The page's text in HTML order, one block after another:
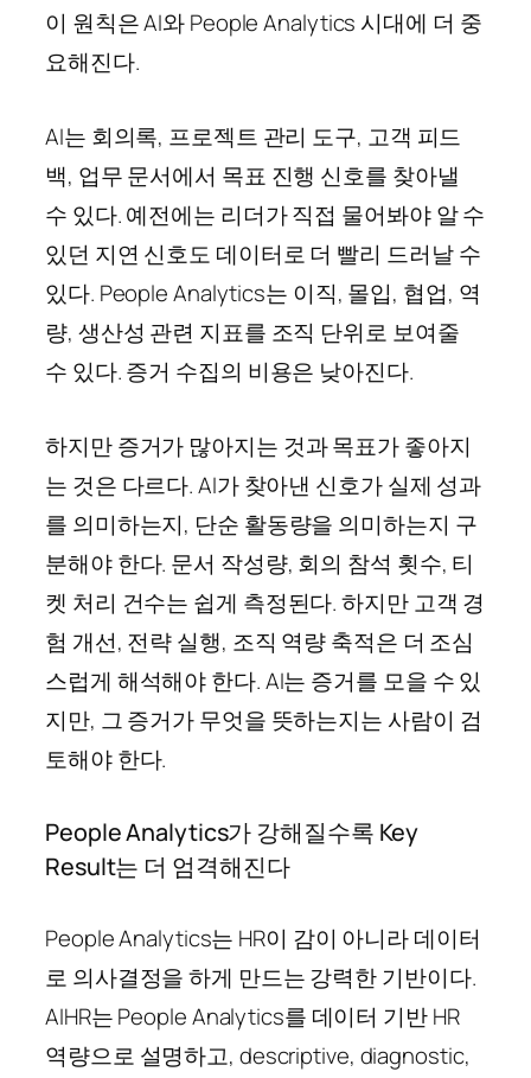
이 원칙은 AI와 People Analytics 시대에 더 중
요해진다.
AI는 회의록, 프로젝트 관리 도구, 고객 피드
백, 업무 문서에서 목표 진행 신호를 찾아낼
수 있다. 예전에는 리더가 직접 물어봐야 알 수
있던 지연 신호도 데이터로 더 빨리 드러날 수
있다. People Analytics는 이직, 몰입, 협업, 역
량, 생산성 관련 지표를 조직 단위로 보여줄
수 있다. 증거 수집의 비용은 낮아진다.
하지만 증거가 많아지는 것과 목표가 좋아지
는 것은 다르다. AI가 찾아낸 신호가 실제 성과
를 의미하는지, 단순 활동량을 의미하는지 구
분해야 한다. 문서 작성량, 회의 참석 횟수, 티
켓 처리 건수는 쉽게 측정된다. 하지만 고객 경
험 개선, 전략 실행, 조직 역량 축적은 더 조심
스럽게 해석해야 한다. AI는 증거를 모을 수 있
지만, 그 증거가 무엇을 뜻하는지는 사람이 검
토해야 한다.
People Analytics가 강해질수록 Key
Result는 더 엄격해진다
People Analytics는 HR이 감이 아니라 데이터
로 의사결정을 하게 만드는 강력한 기반이다.
AIHR는 People Analytics를 데이터 기반 HR
역량으로 설명하고, descriptive, diagnostic,